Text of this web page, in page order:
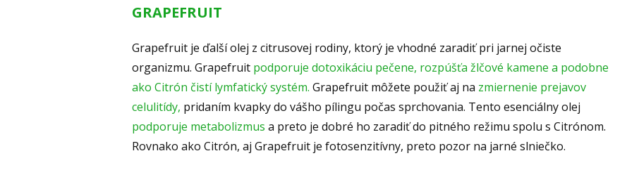
GRAPEFRUIT
Grapefruit je ďalší olej z citrusovej rodiny, ktorý je vhodné zaradiť pri jarnej očiste
organizmu. Grapefruit podporuje dotoxikáciu pečene, rozpúšťa žlčové kamene a podobne
ako Citrón čistí lymfatický systém. Grapefruit môžete použiť aj na zmiernenie prejavov
celulitídy, pridaním kvapky do vášho pílingu počas sprchovania. Tento esenciálny olej
podporuje metabolizmus a preto je dobré ho zaradiť do pitného režimu spolu s Citrónom.
Rovnako ako Citrón, aj Grapefruit je fotosenzitívny, preto pozor na jarné slniečko.